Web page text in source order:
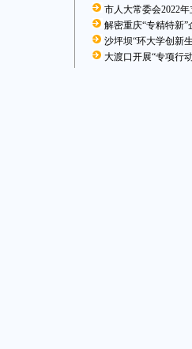
市人大常委会2022
解密重庆“专精特新”
沙坪坝“环大学创新
大渡口开展“专项行